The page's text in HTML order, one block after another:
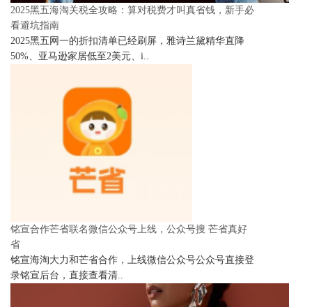
2025黑五海淘关税全攻略：算对税费才叫真省钱，新手必
看避坑指南
2025黑五网一的折扣清单已经刷屏，雅诗兰黛精华直降
50%、亚马逊家居低至2美元、i..
铭宣合作芒省联名微信公众号上线，公众号搜 芒省真好
省
铭宣海淘大力和芒省合作，上线微信公众号公众号直接登
录铭宣后台，直接查看清..